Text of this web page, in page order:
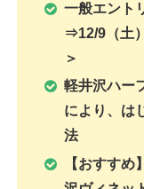
一般エント
⇒12/9（土
＞
軽井沢ハー
により、は
法
【おすす